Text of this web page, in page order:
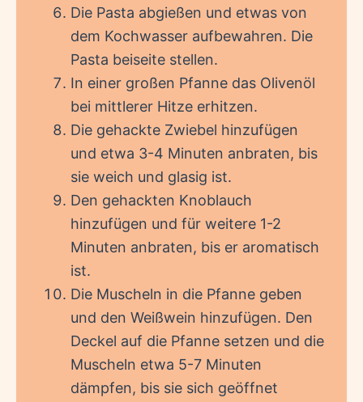
Die Pasta abgießen und etwas von
dem Kochwasser aufbewahren. Die
Pasta beiseite stellen.
In einer großen Pfanne das Olivenöl
bei mittlerer Hitze erhitzen.
Die gehackte Zwiebel hinzufügen
und etwa 3-4 Minuten anbraten, bis
sie weich und glasig ist.
Den gehackten Knoblauch
hinzufügen und für weitere 1-2
Minuten anbraten, bis er aromatisch
ist.
Die Muscheln in die Pfanne geben
und den Weißwein hinzufügen. Den
Deckel auf die Pfanne setzen und die
Muscheln etwa 5-7 Minuten
dämpfen, bis sie sich geöffnet